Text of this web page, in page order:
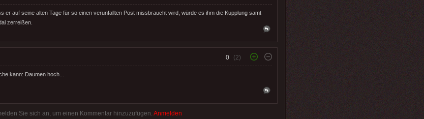
er auf seine alten Tage für so einen verunfallten Post missbraucht wird, würde es ihm die Kupplung samt
zerreißen.
0 (2)
kann: Daumen hoch...
Sie sich an, um einen Kommentar hinzuzufügen. Anmelden